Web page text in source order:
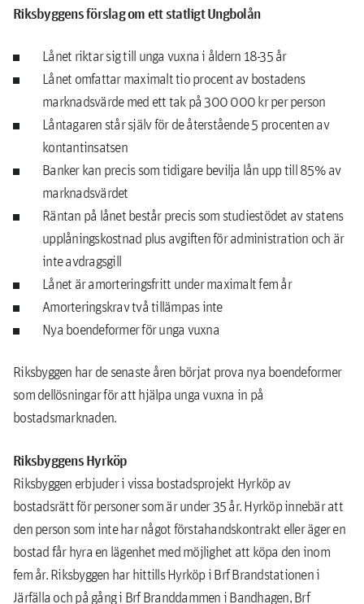
Riksbyggens förslag om ett statligt Ungbolån
Lånet riktar sig till unga vuxna i åldern 18-35 år
Lånet omfattar maximalt tio procent av bostadens
marknadsvärde med ett tak på 300 000 kr per person
Låntagaren står själv för de återstående 5 procenten av
kontantinsatsen
Banker kan precis som tidigare bevilja lån upp till 85% av
marknadsvärdet
Räntan på lånet består precis som studiestödet av statens
upplåningskostnad plus avgiften för administration och är
inte avdragsgill
Lånet är amorteringsfritt under maximalt fem år
Amorteringskrav två tillämpas inte
Nya boendeformer för unga vuxna
Riksbyggen har de senaste åren börjat prova nya boendeformer
som dellösningar för att hjälpa unga vuxna in på
bostadsmarknaden.
Riksbyggens Hyrköp
Riksbyggen erbjuder i vissa bostadsprojekt Hyrköp av
bostadsrätt för personer som är under 35 år. Hyrköp innebär att
den person som inte har något förstahandskontrakt eller äger en
bostad får hyra en lägenhet med möjlighet att köpa den inom
fem år. Riksbyggen har hittills Hyrköp i Brf Brandstationen i
Järfälla och på gång i Brf Branddammen i Bandhagen, Brf